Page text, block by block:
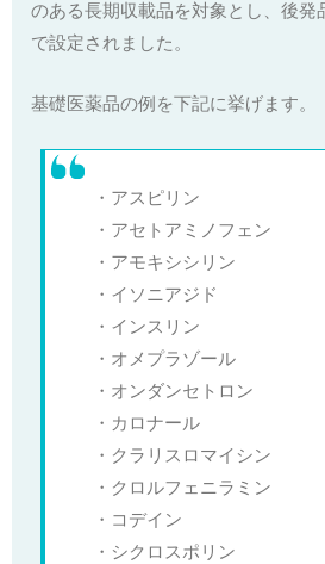
のある長期収載品を対象とし、後発
で設定されました。
基礎医薬品の例を下記に挙げます。
・アスピリン
・アセトアミノフェン
・アモキシシリン
・イソニアジド
・インスリン
・オメプラゾール
・オンダンセトロン
・カロナール
・クラリスロマイシン
・クロルフェニラミン
・コデイン
・シクロスポリン